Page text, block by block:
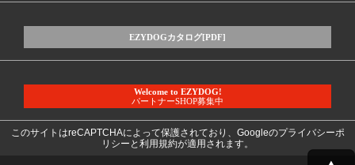
EZYDOGカタログ[PDF]
Welcome to EZYDOG!
パートナーSHOP募集中
このサイトはreCAPTCHAによって保護されており、Googleのプライバシーポ
リシー と 利用規約が適用されます。